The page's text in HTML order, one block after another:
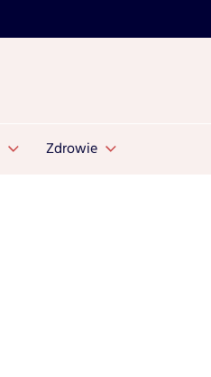
Zdrowie